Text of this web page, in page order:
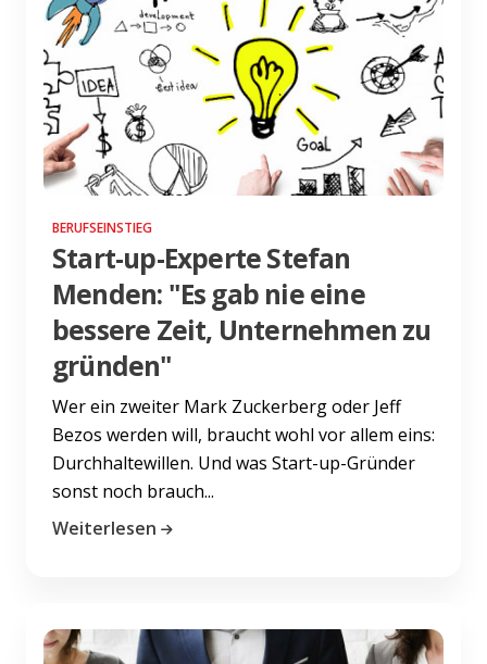
BERUFSEINSTIEG
Start-up-Experte Stefan
Menden: "Es gab nie eine
bessere Zeit, Unternehmen zu
gründen"
Wer ein zweiter Mark Zuckerberg oder Jeff
Bezos werden will, braucht wohl vor allem eins:
Durchhaltewillen. Und was Start-up-Gründer
sonst noch brauch...
Weiterlesen